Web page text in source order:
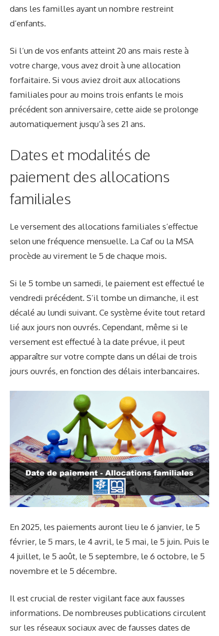
dans les familles ayant un nombre restreint
d’enfants.
Si l’un de vos enfants atteint 20 ans mais reste à
votre charge, vous avez droit à une allocation
forfaitaire. Si vous aviez droit aux allocations
familiales pour au moins trois enfants le mois
précédent son anniversaire, cette aide se prolonge
automatiquement jusqu’à ses 21 ans.
Dates et modalités de
paiement des allocations
familiales
Le versement des allocations familiales s’effectue
selon une fréquence mensuelle. La Caf ou la MSA
procède au virement le 5 de chaque mois.
Si le 5 tombe un samedi, le paiement est effectué le
vendredi précédent. S’il tombe un dimanche, il est
décalé au lundi suivant. Ce système évite tout retard
lié aux jours non ouvrés. Cependant, même si le
versement est effectué à la date prévue, il peut
apparaître sur votre compte dans un délai de trois
jours ouvrés, en fonction des délais interbancaires.
En 2025, les paiements auront lieu le 6 janvier, le 5
février, le 5 mars, le 4 avril, le 5 mai, le 5 juin. Puis le
4 juillet, le 5 août, le 5 septembre, le 6 octobre, le 5
novembre et le 5 décembre.
Il est crucial de rester vigilant face aux fausses
informations. De nombreuses publications circulent
sur les réseaux sociaux avec de fausses dates de